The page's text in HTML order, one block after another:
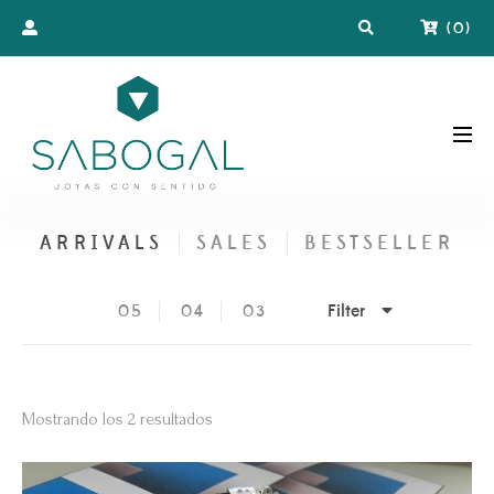
(0)
ARRIVALS SALES BESTSELLER
05 04 03 Filter
Mostrando los 2 resultados
los